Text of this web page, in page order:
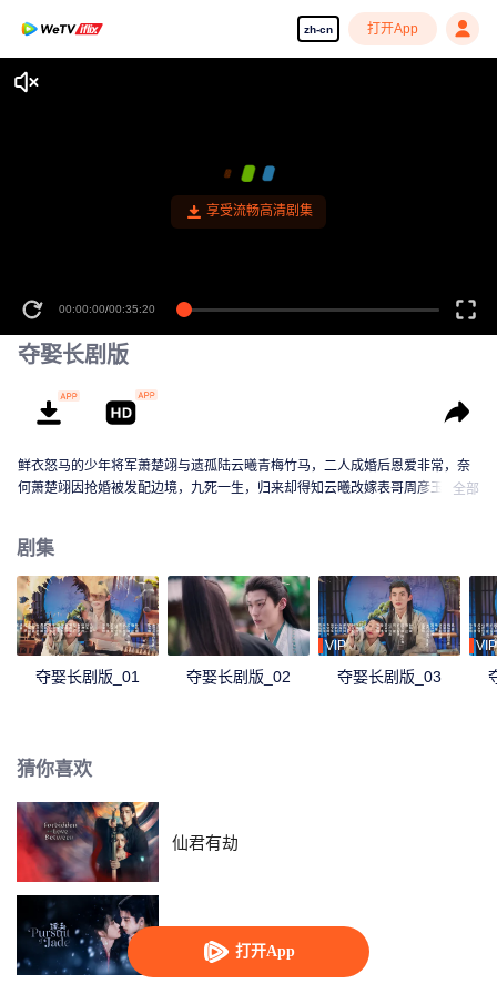
zh-cn 打开App
打开App
享受流畅高清剧集
00:00:00/00:35:20
夺娶长剧版
鲜衣怒马的少年将军萧楚翊与遗孤陆云曦青梅竹马，二人成婚后恩爱非常，奈
何萧楚翊因抢婚被发配边境，九死一生，归来却得知云曦改嫁表哥周彦玉，母
全部
剧集
夺娶长剧版_01 夺娶长剧版_02
VIP
夺娶长剧版_03
VIP
猜你喜欢
仙君有劫